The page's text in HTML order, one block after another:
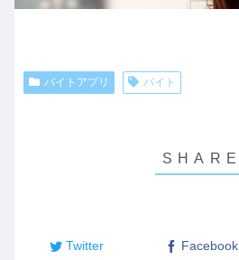
バイトアプリ バイト
Twitter Facebook